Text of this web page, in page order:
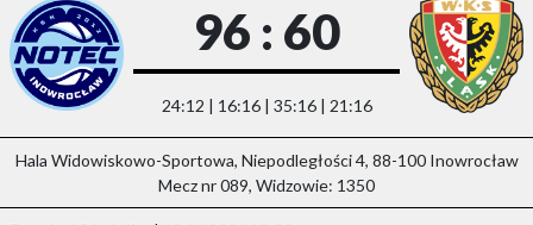
96 : 60
24:12 | 16:16 | 35:16 | 21:16
Hala Widowiskowo-Sportowa, Niepodległości 4, 88-100 Inowrocław
Mecz nr 089, Widzowie: 1350